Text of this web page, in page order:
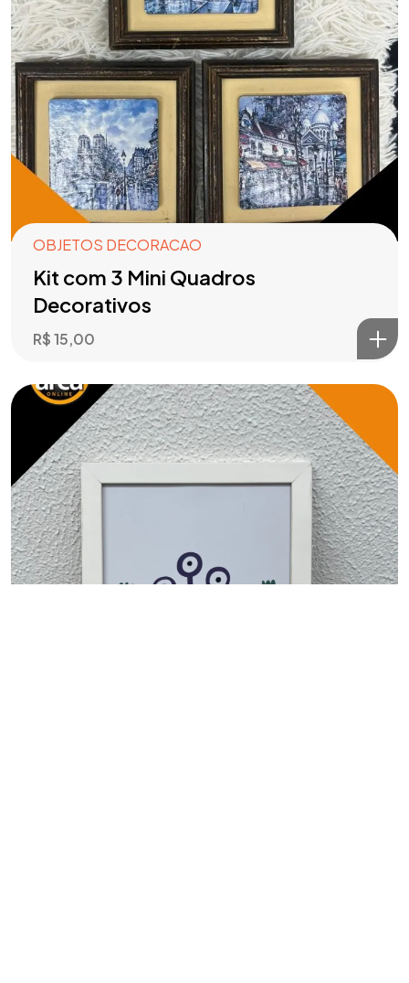
OBJETOS DECORACAO
Kit com 3 Mini Quadros
Decorativos
R$15,00